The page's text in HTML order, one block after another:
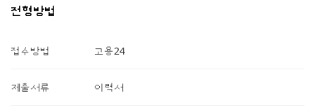
전형방법
접수방법 고용24
제출서류 이력서